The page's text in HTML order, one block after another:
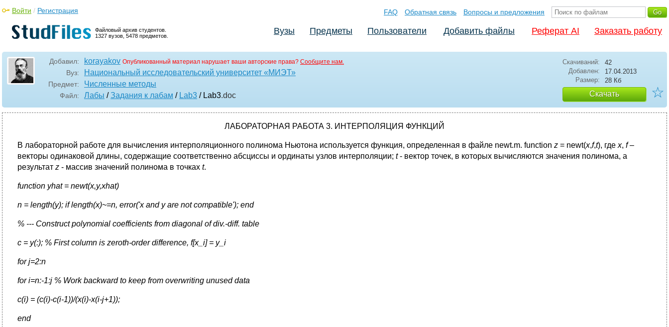
Файловый архив студентов.
1327 вузов, 5478 предметов.
Войти / Регистрация FAQ Обратная связь Вопросы и предложения
Вузы Предметы Пользователи Добавить файлы Реферат AI Заказать работу
Добавил: korayakov Опубликованный материал нарушает ваши авторские права? Сообщите нам.
Вуз: Национальный исследовательский университет «МИЭТ»
Предмет: Численные методы
Файл: Лабы /Задания к лабам / Lab3 / Lab3.doc
Скачиваний:
42
Добавлен:
17.04.2013
Размер:
28 Кб
Скачать ☆
ЛАБОРАТОРНАЯ РАБОТА 3. ИНТЕРПОЛЯЦИЯ ФУНКЦИЙ
В лабораторной работе для вычисления интерполяционного полинома Ньютона используется функция, определенная в файле newt.m. function z = newt(x,f,t), где x, f–
векторы одинаковой длины, содержащие соответственно абсциссы и ординаты узлов интерполяции; t- вектор точек, в которых вычисляются значения полинома, а
результат z - массив значений полинома в точках t.
function yhat = newt(x,y,xhat)
n = length(y); if length(x)~=n, error('x and y are not compatible'); end
% --- Construct polynomial coefficients from diagonal of div.-diff. table
c = y(:); % First column is zeroth-order difference, f[x_i] = y_i
for j=2:n
for i=n:-1:j % Work backward to keep from overwriting unused data
c(i) = (c(i)-c(i-1))/(x(i)-x(i-j+1));
end